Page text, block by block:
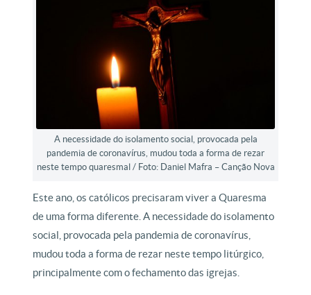
A necessidade do isolamento social, provocada pela
pandemia de coronavírus, mudou toda a forma de rezar
neste tempo quaresmal / Foto: Daniel Mafra – Canção Nova
Este ano, os católicos precisaram viver a Quaresma
de uma forma diferente. A necessidade do isolamento
social, provocada pela pandemia de coronavírus,
mudou toda a forma de rezar neste tempo litúrgico,
principalmente com o fechamento das igrejas.